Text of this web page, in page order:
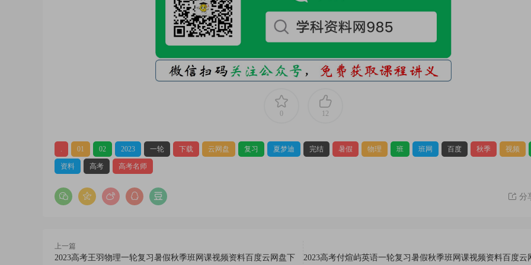
0 12
. 01 02 2023 一轮 下载 云网盘 复习 夏梦迪 完结 暑假 物理 班 班网 百度 秋季 视频
资料 高考 高考名师
分
上一篇
2023高考王羽物理一轮复习暑假秋季班网课视频资料百度云网盘下 2023高考付煊屿英语一轮复习暑假秋季班网课视频资料百度云